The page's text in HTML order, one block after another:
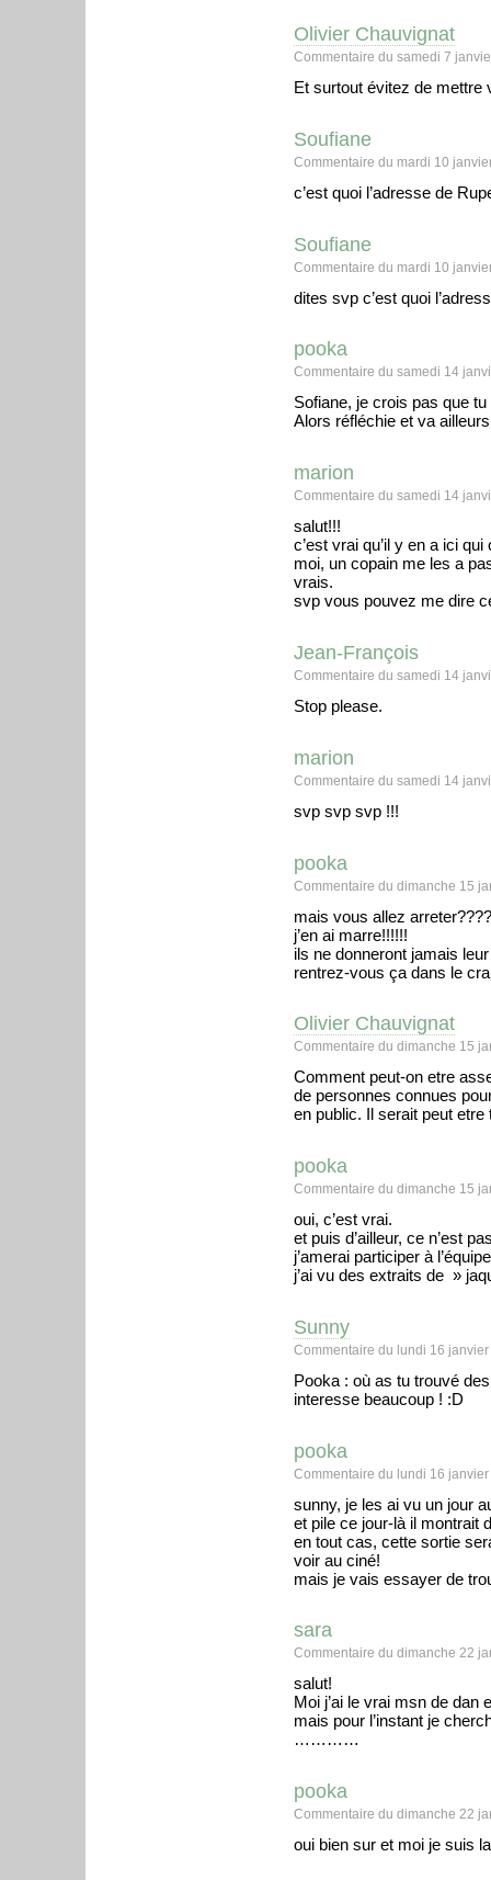
Olivier Chauvignat
Commentaire du samedi 7
Et surtout évitez de mettre
Soufiane
Commentaire du mardi 10
c’est quoi l’adresse de
Soufiane
Commentaire du mardi 10
dites svp c’est quoi
pooka
Commentaire du samedi 14
Sofiane, je crois pas que
Alors réfléchie et va
marion
Commentaire du samedi 14
salut!!!
c’est vrai qu’il y en a ici
moi, un copain me les a
vrais.
svp vous pouvez me dire
Jean-François
Commentaire du samedi 14
Stop please.
marion
Commentaire du samedi 14
svp svp svp !!!
pooka
Commentaire du dimanche 15
mais vous allez
j’en ai marre!!!!!!
ils ne donneront jamais
rentrez-vous ça dans le
Olivier Chauvignat
Commentaire du dimanche 15
Comment peut-on etre
de personnes connues
en public. Il serait peut
pooka
Commentaire du dimanche 15
oui, c’est vrai.
et puis d’ailleur, ce n’est
j’amerai participer à
j’ai vu des extraits de »
Sunny
Commentaire du lundi 16
Pooka : où as tu trouvé
interesse beaucoup ! :D
pooka
Commentaire du lundi 16
sunny, je les ai vu un jour
et pile ce jour-là il montrait
en tout cas, cette sortie
voir au ciné!
mais je vais essayer de
sara
Commentaire du dimanche 22
salut!
Moi j’ai le vrai msn de dan
mais pour l’instant je
…………
pooka
Commentaire du dimanche 22
oui bien sur et moi je suis